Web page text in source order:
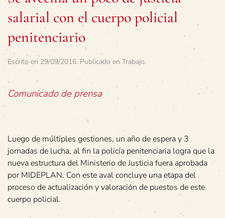
salarial con el cuerpo policial
penitenciario
Escrito en 29/09/2016. Publicado en Trabajo.
Comunicado de prensa
Luego de múltiples gestiones, un año de espera y 3
jornadas de lucha, al fin la policía penitenciaria logra que la
nueva estructura del Ministerio de Justicia fuera aprobada
por MIDEPLAN. Con este aval concluye una etapa del
proceso de actualización y valoración de puestos de este
cuerpo policial.